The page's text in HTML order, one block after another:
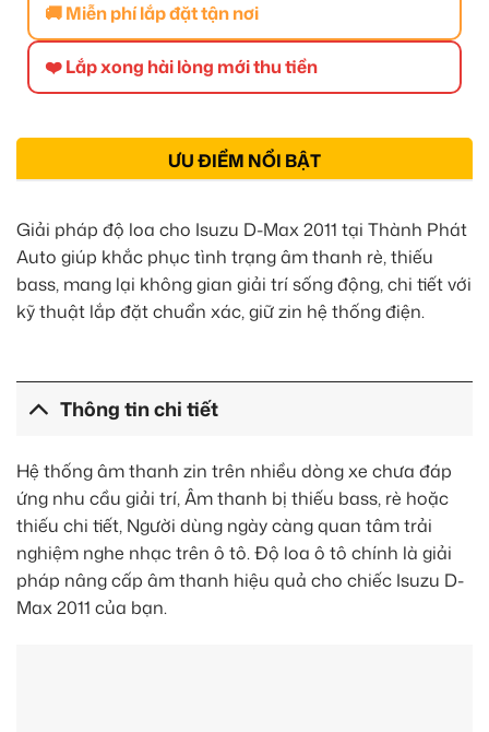
🚚 Miễn phí lắp đặt tận nơi
❤️ Lắp xong hài lòng mới thu tiền
ƯU ĐIỂM NỔI BẬT
Giải pháp độ loa cho Isuzu D-Max 2011 tại Thành Phát
Auto giúp khắc phục tình trạng âm thanh rè, thiếu
bass, mang lại không gian giải trí sống động, chi tiết với
kỹ thuật lắp đặt chuẩn xác, giữ zin hệ thống điện.
Thông tin chi tiết
Hệ thống âm thanh zin trên nhiều dòng xe chưa đáp
ứng nhu cầu giải trí, Âm thanh bị thiếu bass, rè hoặc
thiếu chi tiết, Người dùng ngày càng quan tâm trải
nghiệm nghe nhạc trên ô tô. Độ loa ô tô chính là giải
pháp nâng cấp âm thanh hiệu quả cho chiếc Isuzu D-
Max 2011 của bạn.